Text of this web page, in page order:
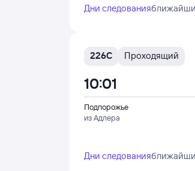
Дни следования
226С Проходящий
Подпорожье
из Адлера
10:01
Дни следования